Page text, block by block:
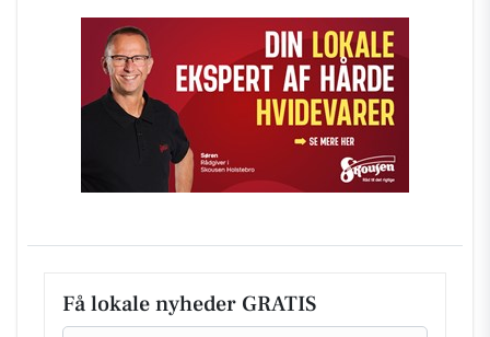
Få lokale nyheder GRATIS